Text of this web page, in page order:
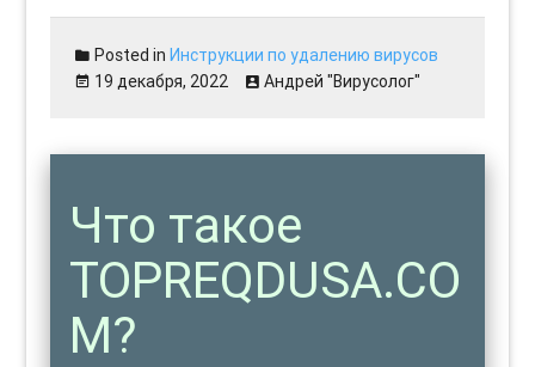
Posted inИнструкции по удалению вирусов
19 декабря, 2022
Андрей "Вирусолог"
Что такое
TOPREQDUSA.CO
M?